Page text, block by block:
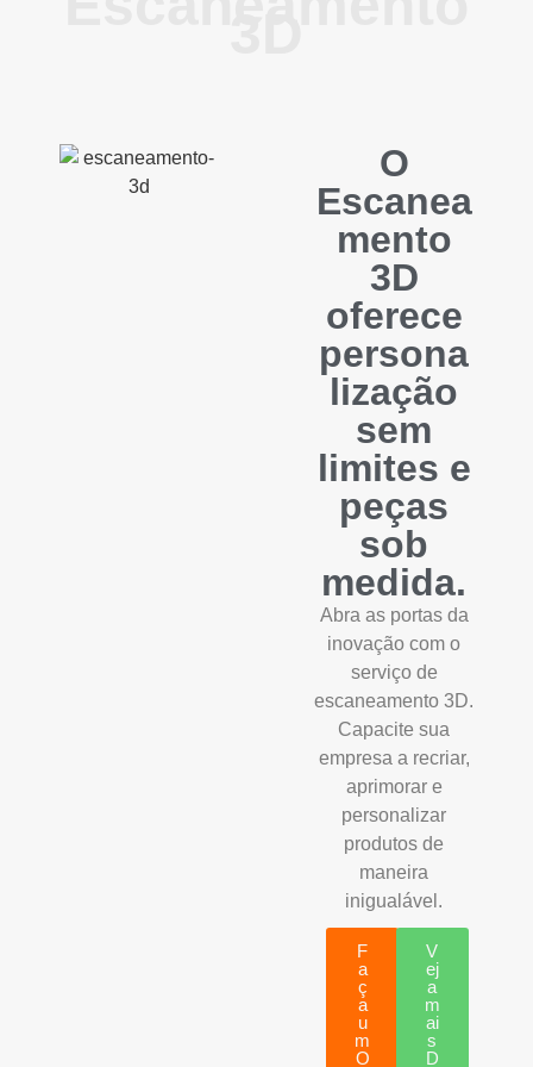
O
Escanea
mento
3D
oferece
persona
lização
sem
limites e
peças
sob
medida.
Abra as portas da
inovação com o
serviço de
escaneamento 3D.
Capacite sua
empresa a recriar,
aprimorar e
personalizar
produtos de
maneira
inigualável.
F
a
ç
a
u
m
O
V
ej
a
m
ai
s
D